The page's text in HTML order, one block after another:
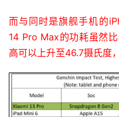
而与同时是旗舰手机的
14 Pro Max的功耗虽然
高可以上升至46.7摄氏度